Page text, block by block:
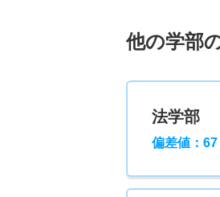
他の学部
法学部
偏差値：